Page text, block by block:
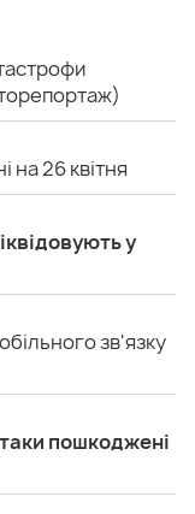
на 26 квітня
у
зв'язку
пошкоджені